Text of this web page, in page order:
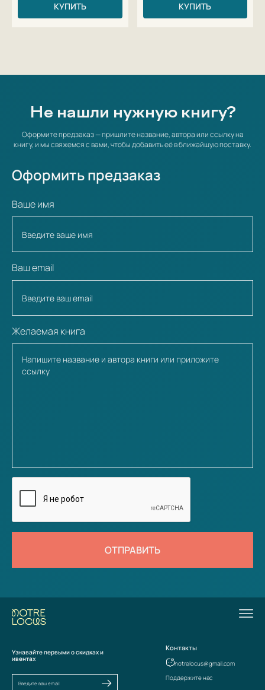
КУПИТЬ КУПИТЬ
Не нашли нужную книгу?
Оформите предзаказ — пришлите название, автора или ссылку на
книгу, и мы свяжемся с вами, чтобы добавить её в ближайшую поставку.
Оформить предзаказ
Ваше имя
Ваш email
Желаемая книга
ОТПРАВИТЬ
Узнавайте первыми о скидках и
ивентах
Контакты
notrelocus@gmail.com
Поддержите нас